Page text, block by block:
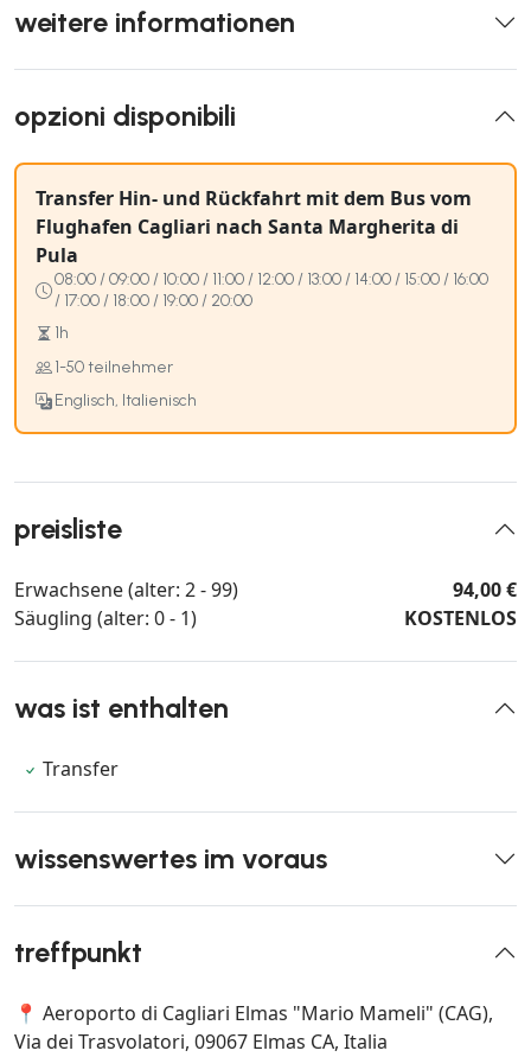
weitere informationen
opzioni disponibili
Transfer Hin- und Rückfahrt mit dem Bus vom
Flughafen Cagliari nach Santa Margherita di
Pula
08:00 / 09:00 / 10:00 / 11:00 / 12:00 / 13:00 / 14:00 / 15:00 / 16:00
/ 17:00 / 18:00 / 19:00 / 20:00
1h
1-50 teilnehmer
Englisch, Italienisch
preisliste
Erwachsene (alter: 2 - 99)
94,00 €
Säugling (alter: 0 - 1)
KOSTENLOS
was ist enthalten
Transfer
wissenswertes im voraus
treffpunkt
📍 Aeroporto di Cagliari Elmas "Mario Mameli" (CAG),
Via dei Trasvolatori, 09067 Elmas CA, Italia